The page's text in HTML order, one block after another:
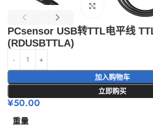
查看大图
PCsensor USB转TTL电平线
(RDUSBTTLA)
加入购物车
立即购买
¥50.00
重量